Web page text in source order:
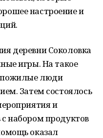
настроение и
деревни Соколовка
игры. На такое
пожилые люди
Затем состоялось
и
набором продуктов
оказал